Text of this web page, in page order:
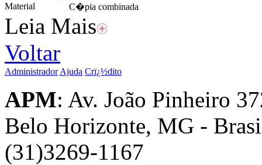
Material
C�pia combinada
Leia Mais
Voltar
Administrador Ajuda Crï¿½dito
APM: Av. João Pinheiro
Belo Horizonte, MG -
(31)3269-1167